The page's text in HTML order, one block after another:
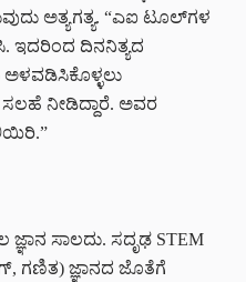
ಅತ್ಯಗತ್ಯ. “ಎಐ ಟೂಲ್‌ಗಳ
ಇದರಿಂದ ದಿನನಿತ್ಯದ
ಅಳವಡಿಸಿಕೊಳ್ಳಲು
ಸಲಹೆ ನೀಡಿದ್ದಾರೆ. ಅವರ
ಜ್ಞಾನ ಸಾಲದು. ಸದೃಢ STEM
ಗಣಿತ) ಜ್ಞಾನದ ಜೊತೆಗೆ